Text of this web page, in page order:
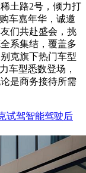
土路2号，倾力打
车嘉年华，诚邀
们共赴盛会，挑
系集结，覆盖多
克旗下热门车型
车型悉数登场，
是商务接待所需
试驾智能驾驶后